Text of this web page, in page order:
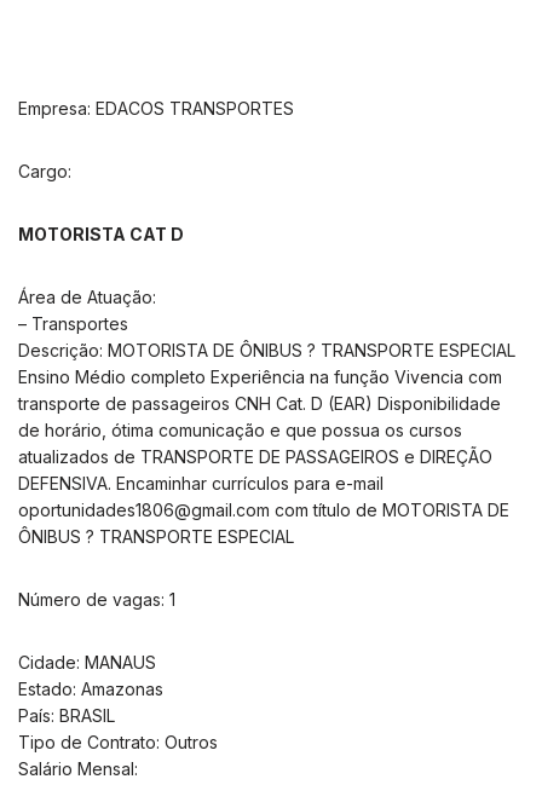
Empresa: EDACOS TRANSPORTES
Cargo:
MOTORISTA CAT D
Área de Atuação:
– Transportes
Descrição: MOTORISTA DE ÔNIBUS ? TRANSPORTE ESPECIAL
Ensino Médio completo Experiência na função Vivencia com
transporte de passageiros CNH Cat. D (EAR) Disponibilidade
de horário, ótima comunicação e que possua os cursos
atualizados de TRANSPORTE DE PASSAGEIROS e DIREÇÃO
DEFENSIVA. Encaminhar currículos para e-mail
oportunidades1806@gmail.com com título de MOTORISTA DE
ÔNIBUS ? TRANSPORTE ESPECIAL
Número de vagas: 1
Cidade: MANAUS
Estado: Amazonas
País: BRASIL
Tipo de Contrato: Outros
Salário Mensal: